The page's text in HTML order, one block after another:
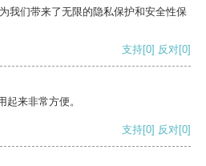
我们带来了无限的隐私保护和安全性保
支持[0] 反对[0]
来非常方便。
支持[0] 反对[0]